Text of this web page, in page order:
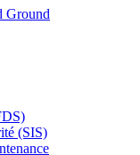
Ground
(SIS)